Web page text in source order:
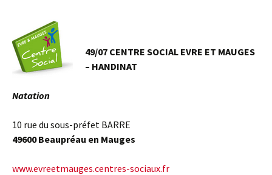
49/07 CENTRE SOCIAL EVRE ET MAUGES
– HANDINAT
Natation
10 rue du sous-préfet BARRE
49600 Beaupréau en Mauges
www.evreetmauges.centres-sociaux.fr